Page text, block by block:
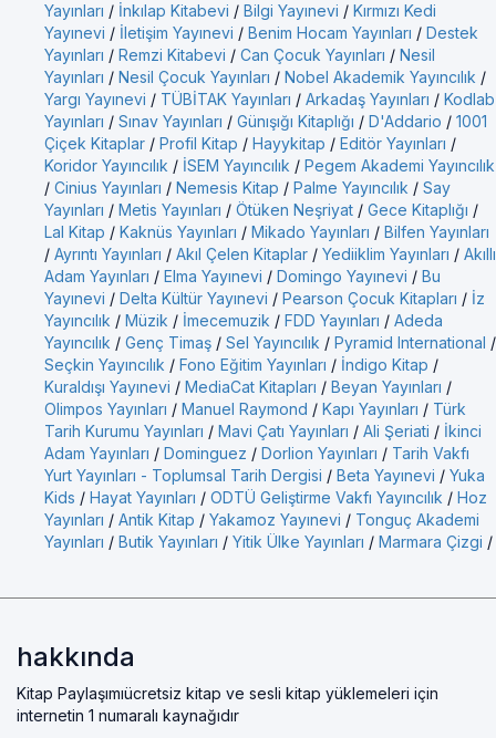
Yayınları / İnkılap Kitabevi / Bilgi Yayınevi / Kırmızı Kedi
Yayınevi / İletişim Yayınevi / Benim Hocam Yayınları / Destek
Yayınları / Remzi Kitabevi / Can Çocuk Yayınları / Nesil
Yayınları / Nesil Çocuk Yayınları / Nobel Akademik Yayıncılık /
Yargı Yayınevi / TÜBİTAK Yayınları / Arkadaş Yayınları / Kodlab
Yayınları / Sınav Yayınları / Günışığı Kitaplığı / D'Addario / 1001
Çiçek Kitaplar / Profil Kitap / Hayykitap / Editör Yayınları /
Koridor Yayıncılık / İSEM Yayıncılık / Pegem Akademi Yayıncılık
/ Cinius Yayınları / Nemesis Kitap / Palme Yayıncılık / Say
Yayınları / Metis Yayınları / Ötüken Neşriyat / Gece Kitaplığı /
Lal Kitap / Kaknüs Yayınları / Mikado Yayınları / Bilfen Yayınları
/ Ayrıntı Yayınları / Akıl Çelen Kitaplar / Yediiklim Yayınları / Akıllı
Adam Yayınları / Elma Yayınevi / Domingo Yayınevi / Bu
Yayınevi / Delta Kültür Yayınevi / Pearson Çocuk Kitapları / İz
Yayıncılık / Müzik / İmecemuzik / FDD Yayınları / Adeda
Yayıncılık / Genç Timaş / Sel Yayıncılık / Pyramid International /
Seçkin Yayıncılık / Fono Eğitim Yayınları / İndigo Kitap /
Kuraldışı Yayınevi / MediaCat Kitapları / Beyan Yayınları /
Olimpos Yayınları / Manuel Raymond / Kapı Yayınları / Türk
Tarih Kurumu Yayınları / Mavi Çatı Yayınları / Ali Şeriati / İkinci
Adam Yayınları / Dominguez / Dorlion Yayınları / Tarih Vakfı
Yurt Yayınları - Toplumsal Tarih Dergisi / Beta Yayınevi / Yuka
Kids / Hayat Yayınları / ODTÜ Geliştirme Vakfı Yayıncılık / Hoz
Yayınları / Antik Kitap / Yakamoz Yayınevi / Tonguç Akademi
Yayınları / Butik Yayınları / Yitik Ülke Yayınları / Marmara Çizgi /
hakkında
Kitap Paylaşımıücretsiz kitap ve sesli kitap yüklemeleri için
internetin 1 numaralı kaynağıdır